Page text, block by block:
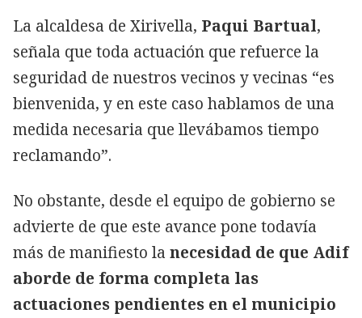
La alcaldesa de Xirivella, Paqui Bartual,
señala que toda actuación que refuerce la
seguridad de nuestros vecinos y vecinas “es
bienvenida, y en este caso hablamos de una
medida necesaria que llevábamos tiempo
reclamando”.
No obstante, desde el equipo de gobierno se
advierte de que este avance pone todavía
más de manifiesto la necesidad de que Adif
aborde de forma completa las
actuaciones pendientes en el municipio